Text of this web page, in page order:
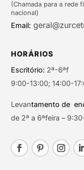
(Chamada para a rede
nacional)
Email:
HORÁRIOS
Escritório: 2ª-6ªf
9:00-13:00; 14:00-
Levantamento de
de 2ª a 6ªfeira –